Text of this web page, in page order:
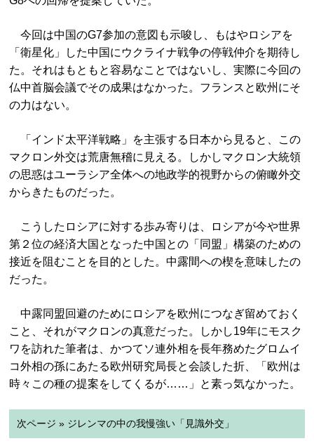
今回は中国のG7参加の意図も示唆し、もはやロシアを
「衛星化」した中国にウクライナ戦争の停戦仲介を期待し
た。それはもともと容易なことではないし、実際に今回の
仏中首脳会議でその成果はなかった。フランスと欧州にそ
の力はない。
「インド太平洋戦略」を主張する日本から見ると、この
マクロン外交は荒唐無稽に見える。しかしマクロン大統領
の思惑はユーラシア全体への地政学的視野からの俯瞰外交
からきたものだった。
こうしたロシアに対する歩み寄りは、ロシアが今や世界
第２位の経済大国となった中国との「同盟」構築のための
接近を阻むことを目的とした。中露間への楔を意味したの
だった。
中露同盟回避のためにロシアを欧州につなぎ留めておく
こと、それがマクロンの真意だった。しかし19年にモスク
ワを訪れた筆者は、かつてソ連外相を長年務めたグロムイ
コ外相の孫にあたる欧州研究局長と会談した折、「欧州は
時々この種の提案をしてくるが……」と素っ気なかった。
次ページ » ジレンマの中の我慢強い「見識外交」